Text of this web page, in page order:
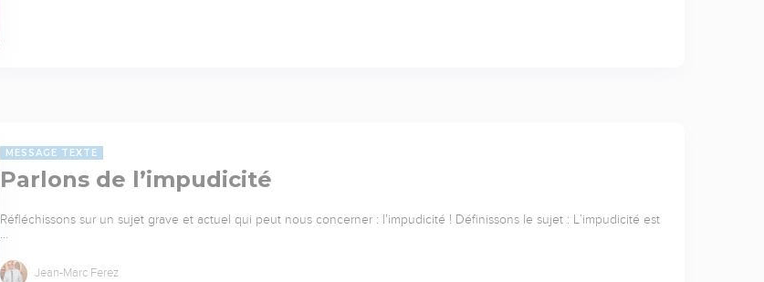
MESSAGE TEXTE
Parlons de l’impudicité
Réfléchissons sur un sujet grave et actuel qui peut nous concerner : l’impudicité ! Définissons le sujet : L’impudicité est
Jean-Marc Ferez